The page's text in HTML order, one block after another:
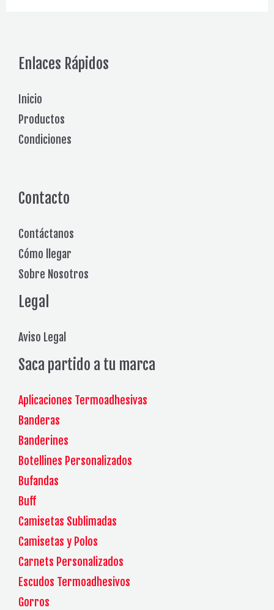
Enlaces Rápidos
Inicio
Productos
Condiciones
Contacto
Contáctanos
Cómo llegar
Sobre Nosotros
Legal
Aviso Legal
Saca partido a tu marca
Aplicaciones Termoadhesivas
Banderas
Banderines
Botellines Personalizados
Bufandas
Buff
Camisetas Sublimadas
Camisetas y Polos
Carnets Personalizados
Escudos Termoadhesivos
Gorros